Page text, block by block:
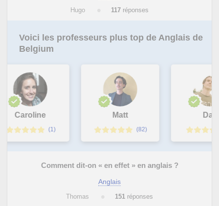
Hugo 117 réponses
Voici les professeurs plus top de Anglais de
Belgium
Caroline
(1)
Matt
(82)
Dan
Comment dit-on « en effet » en anglais ?
Anglais
Thomas 151 réponses